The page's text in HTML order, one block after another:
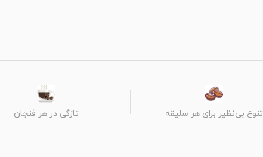
تنوع بی‌نظیر برای هر سلیقه تازگی در هر فنجان